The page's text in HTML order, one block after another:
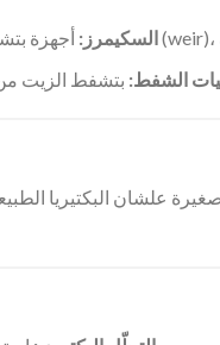
السكيمرز:
الشفط:
علشان البكتيريا